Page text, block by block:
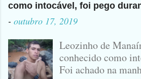
como intocável, foi pego
- outubro 17, 2019
Leozinho de
conhecido como
Foi achado na